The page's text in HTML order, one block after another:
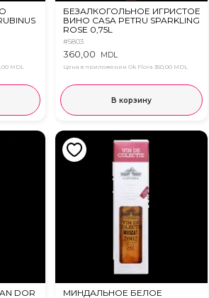
MDL
БЕЗАЛКОГОЛЬНОЕ ИГРИСТОЕ
ВИНО CASA PETRU SPARKLING
ROSE 0,75L
#5803
360,00 MDL
Цена в приложении Ok Flora 350,00 MDL
В корзину
DOR
МИНДАЛЬНОЕ БЕЛОЕ